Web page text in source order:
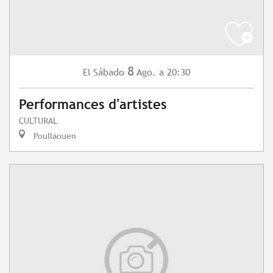
El Sábado 8 Ago. a 20:30
Performances d'artistes
CULTURAL
Poullaouen